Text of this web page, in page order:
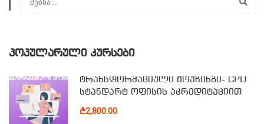
ᲞᲝᲞᲣᲚᲐᲠᲣᲚᲘ ᲙᲣᲠᲡᲔᲑᲘ
ტრანსფორმაციული ქოუჩინგი- CPD
სტანდარტ ოფისის აკრედიტაციით
₾2,800.00